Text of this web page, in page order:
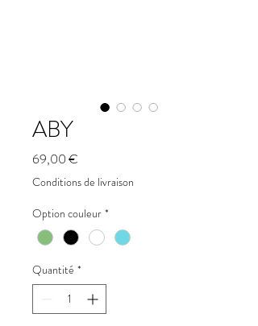
ABY
69,00 €
Conditions de livraison
Option couleur *
Quantité *